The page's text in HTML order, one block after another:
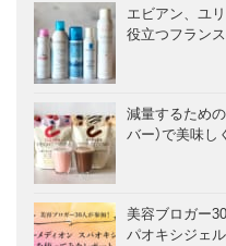
エビアン、ユ
役立つフラン
減量するため
バー）で美味し
美容ブロガー
パオキシジェ